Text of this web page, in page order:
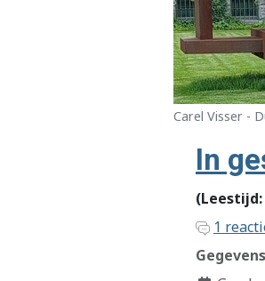
Carel Visser -
In
1
Gegevens